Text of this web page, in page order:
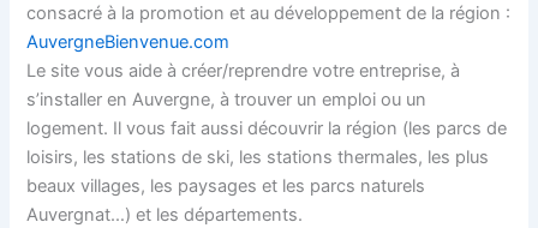
consacré à la promotion et au développement de la région :
AuvergneBienvenue.com
Le site vous aide à créer/reprendre votre entreprise, à
s’installer en Auvergne, à trouver un emploi ou un
logement. Il vous fait aussi découvrir la région (les parcs de
loisirs, les stations de ski, les stations thermales, les plus
beaux villages, les paysages et les parcs naturels
Auvergnat…) et les départements.